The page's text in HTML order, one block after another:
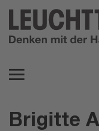
Brigitte
Brigitte